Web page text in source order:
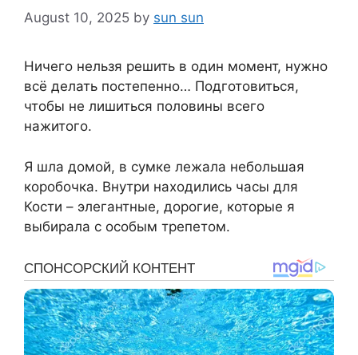
August 10, 2025 by sun sun
Ничего нельзя решить в один момент, нужно
всё делать постепенно… Подготовиться,
чтобы не лишиться половины всего
нажитого.
Я шла домой, в сумке лежала небольшая
коробочка. Внутри находились часы для
Кости – элегантные, дорогие, которые я
выбирала с особым трепетом.